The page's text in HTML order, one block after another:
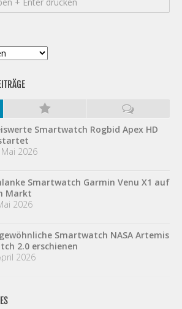
Smartwatch Rogbid Apex HD
2026
Smartwatch Garmin Venu X1 auf
Markt
2026
Smartwatch NASA Artemis
2.0 erschienen
2026